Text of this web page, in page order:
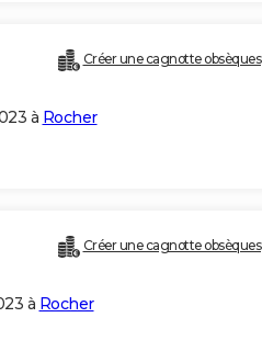
Créer une cagnotte obsèques
à Rocher
Créer une cagnotte obsèques
à Rocher